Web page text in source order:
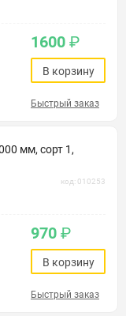
1600 ₽
В корзину
Быстрый заказ
мм, сорт 1,
код: 010253
970 ₽
В корзину
Быстрый заказ